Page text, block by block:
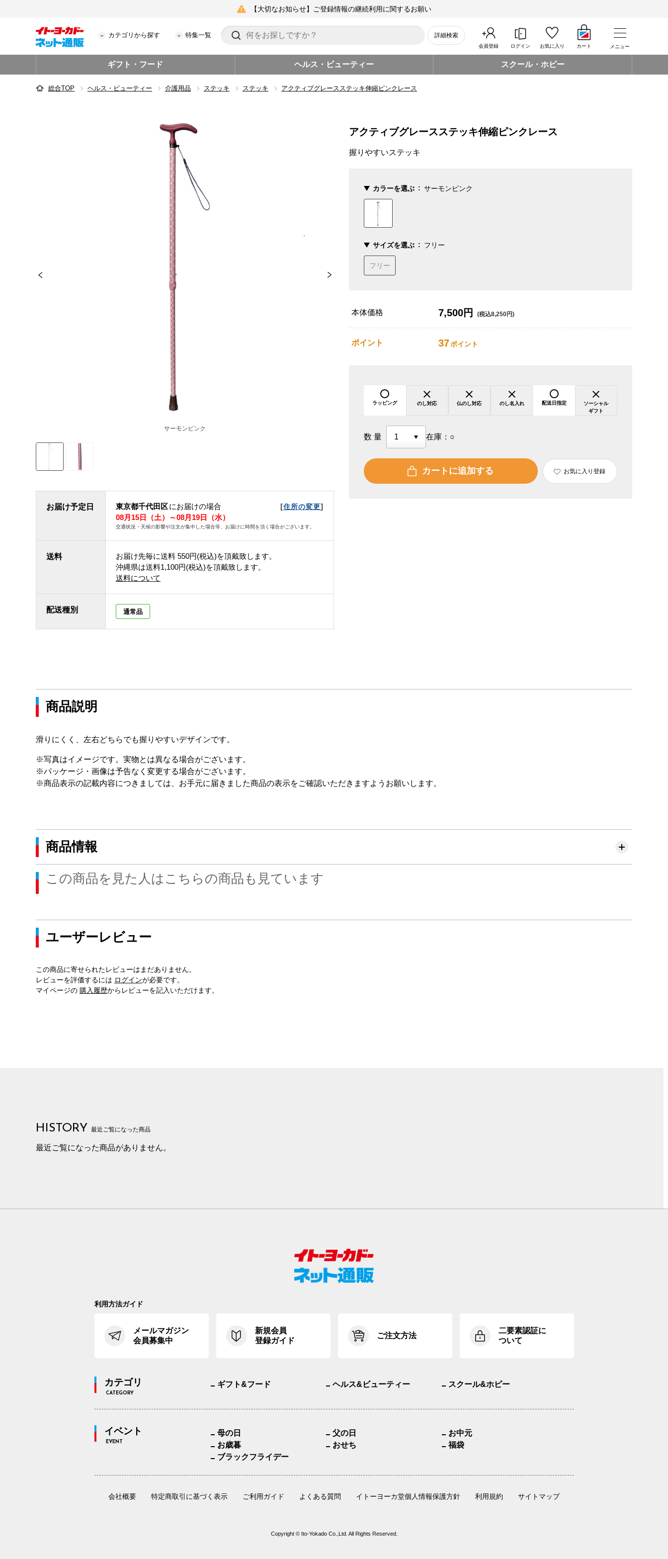
【大切なお知らせ】ご登録情報の継続利用に関するお願い
カテゴリから探す 特集一覧 詳細検索
会員登録 ログイン お気に入り カート メニュー
ギフト・フード ヘルス・ビューティー スクール・ホビー
総合TOP ヘルス・ビューティー 介護用品 ステッキ ステッキ アクティブグレースステッキ伸縮ピンクレース
サーモンピンク
お届け予定日 東京都千代田区にお届けの場合 [住所の変更]
08月15日（土）～08月19日（水）
交通状況・天候の影響や注文が集中した場合等、お届けに時間を頂く場合がございます。
送料 お届け先毎に送料 550円(税込)を頂戴致します。
沖縄県は送料1,100円(税込)を頂戴致します。
送料について
配送種別 通常品
アクティブグレースステッキ伸縮ピンクレース
握りやすいステッキ
カラーを選ぶ サーモンピンク
サイズを選ぶ フリー
フリー
本体価格 7,500円 (税込8,250円)
ポイント 37ポイント
ラッピング のし対応 仏のし対応 のし名入れ 配送日指定
ソーシャル
ギフト
数量 在庫： ○
カートに追加する お気に入り登録
商品説明
滑りにくく、左右どちらでも握りやすいデザインです。
※写真はイメージです。実物とは異なる場合がございます。
※パッケージ・画像は予告なく変更する場合がございます。
※商品表示の記載内容につきましては、お手元に届きました商品の表示をご確認いただきますようお願いします。
商品情報
この商品を見た人はこちらの商品も見ています
ユーザーレビュー
この商品に寄せられたレビューはまだありません。
レビューを評価するには ログインが必要です。
マイページの 購入履歴からレビューを記入いただけます。
HISTORY 最近ご覧になった商品
最近ご覧になった商品がありません。
利用方法ガイド
メールマガジン
会員募集中
新規会員
登録ガイド
ご注文方法
二要素認証に
ついて
カテゴリ
CATEGORY
ギフト&フード ヘルス&ビューティー スクール&ホビー
イベント
EVENT
母の日 父の日
お中元
お歳暮
おせち
福袋
ブラックフライデー
会社概要 特定商取引に基づく表示 ご利用ガイド よくある質問 イトーヨーカ堂個人情報保護方針 利用規約 サイトマップ
Copyright © Ito-Yokado Co.,Ltd. All Rights Reserved.